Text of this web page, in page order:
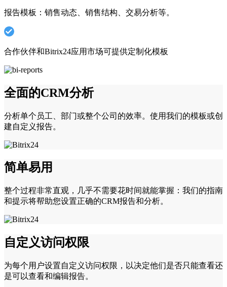
报告模板：销售动态、销售结构、交易分析等。
合作伙伴和Bitrix24应用市场可提供定制化模板
全面的CRM分析
分析单个员工、部门或整个公司的效率。使用我们的模板或创
建自定义报告。
简单易用
整个过程非常直观，几乎不需要花时间就能掌握：我们的指南
和提示将帮助您设置正确的CRM报告和分析。
自定义访问权限
为每个用户设置自定义访问权限，以决定他们是否只能查看还
是可以查看和编辑报告。